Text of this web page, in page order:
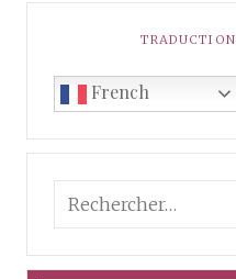
French